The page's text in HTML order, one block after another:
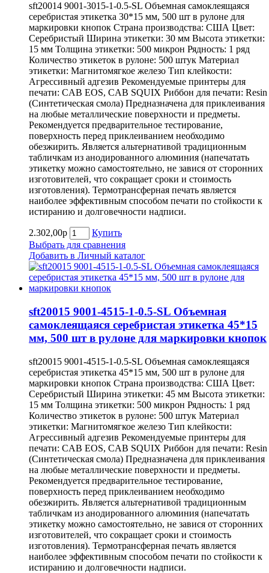
sft20014 9001-3015-1-0.5-SL Объемная самоклеящаяся
серебристая этикетка 30*15 мм, 500 шт в рулоне для
маркировки кнопок Страна производства: США Цвет:
Серебристый Ширина этикетки: 30 мм Высота этикетки:
15 мм Толщина этикетки: 500 микрон Рядность: 1 ряд
Количество этикеток в рулоне: 500 штук Материал
этикетки: Магнитомягкое железо Тип клейкости:
Агрессивный адгезив Рекомендуемые принтеры для
печати: CAB EOS, CAB SQUIX Риббон для печати: Resin
(Синтетическая смола) Предназначена для приклеивания
на любые металлические поверхности и предметы.
Рекомендуется предварительное тестирование,
поверхность перед приклеиванием необходимо
обезжирить. Является альтернативой традиционным
табличкам из анодированного алюминия (напечатать
этикетку можно самостоятельно, не завися от сторонних
изготовителей, что сокращает сроки и стоимость
изготовления). Термотрансферная печать является
наиболее эффективным способом печати по стойкости к
истиранию и долговечности надписи.
2.302,00р
Купить
Выбрать для сравнения
Добавить в Личный каталог
sft20015 9001-4515-1-0.5-SL Объемная
самоклеящаяся серебристая этикетка 45*15
мм, 500 шт в рулоне для маркировки кнопок
sft20015 9001-4515-1-0.5-SL Объемная самоклеящаяся
серебристая этикетка 45*15 мм, 500 шт в рулоне для
маркировки кнопок Страна производства: США Цвет:
Серебристый Ширина этикетки: 45 мм Высота этикетки:
15 мм Толщина этикетки: 500 микрон Рядность: 1 ряд
Количество этикеток в рулоне: 500 штук Материал
этикетки: Магнитомягкое железо Тип клейкости:
Агрессивный адгезив Рекомендуемые принтеры для
печати: CAB EOS, CAB SQUIX Риббон для печати: Resin
(Синтетическая смола) Предназначена для приклеивания
на любые металлические поверхности и предметы.
Рекомендуется предварительное тестирование,
поверхность перед приклеиванием необходимо
обезжирить. Является альтернативой традиционным
табличкам из анодированного алюминия (напечатать
этикетку можно самостоятельно, не завися от сторонних
изготовителей, что сокращает сроки и стоимость
изготовления). Термотрансферная печать является
наиболее эффективным способом печати по стойкости к
истиранию и долговечности надписи.